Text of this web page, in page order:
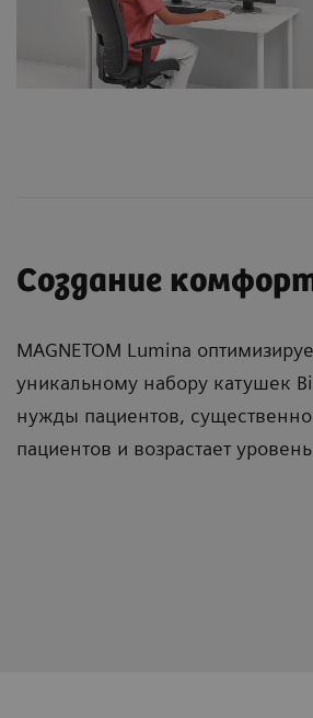
Создание
MAGNETOM Lumina
уникальному набору катушек
нужды пациентов,
пациентов и возрастает